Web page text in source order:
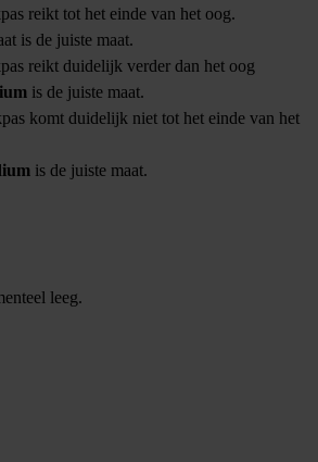
reikt tot het einde van het oog.
is de juiste maat.
reikt duidelijk verder dan het oog
is de juiste maat.
komt duidelijk niet tot het einde van het
is de juiste maat.
leeg.